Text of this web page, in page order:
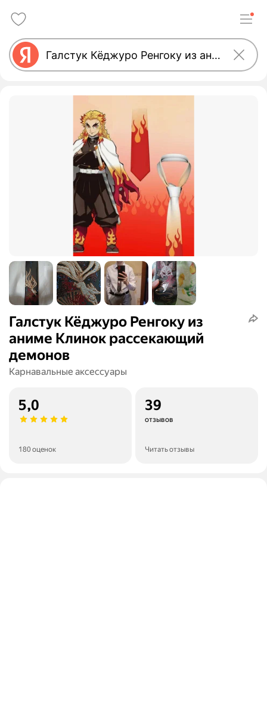
Галстук Кёджуро Ренгоку из
аниме Клинок рассекающий
демонов
Карнавальные аксессуары
5,0
180 оценок
39
отзывов
Читать отзывы